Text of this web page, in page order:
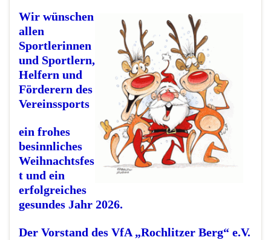
Wir wünschen
allen
Sportlerinnen
und Sportlern,
Helfern und
Förderern des
Vereinssports
ein frohes
besinnliches
Weihnachtsfes
t und ein
erfolgreiches
gesundes Jahr 2026.
Der Vorstand des VfA „Rochlitzer Berg“ e.V.